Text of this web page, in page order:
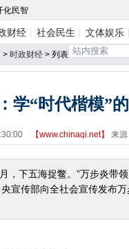
化民智
财经 社会民生 文体娱乐
> 时政财经 > 列表
学“时代楷模”
【www.chinaqi.net】 来源
下五海捉鳖。”­­­­万步炎带领
宣传部向全社会宣传发布